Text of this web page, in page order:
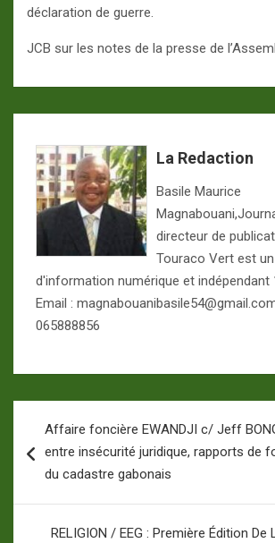
déclaration de guerre.
JCB sur les notes de la presse de
La Redaction
Basile Maurice
directeur de
Touraco Vert est
d'information numérique et indépendant
Email :
065888856
de
l’article
Affaire foncière EWANDJI c/ Jeff
entre insécurité juridique, rapports de
du cadastre gabonais
RELIGION / EEG : Première Édition De